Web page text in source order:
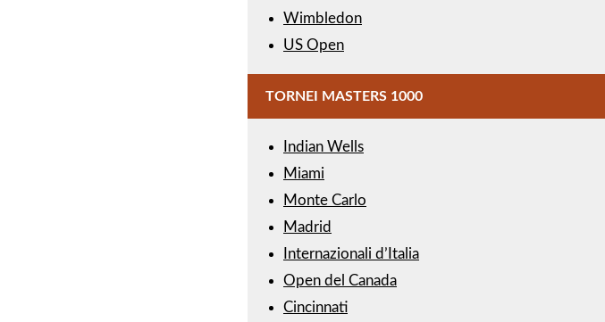
Wimbledon
US Open
TORNEI MASTERS 1000
Indian Wells
Miami
Monte Carlo
Madrid
Internazionali d’Italia
Open del Canada
Cincinnati